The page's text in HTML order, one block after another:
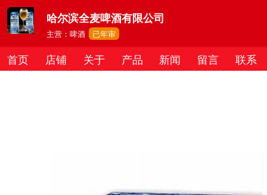
哈尔滨全麦啤酒有限公司
主营：啤酒 已年审
首页 店铺 关于 产品 新闻 留言 联系